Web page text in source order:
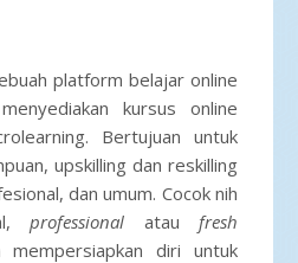
platform belajar online
kursus online
Bertujuan untuk
upskilling dan reskilling
dan umum. Cocok nih
professional atau fresh
mempersiapkan diri untuk